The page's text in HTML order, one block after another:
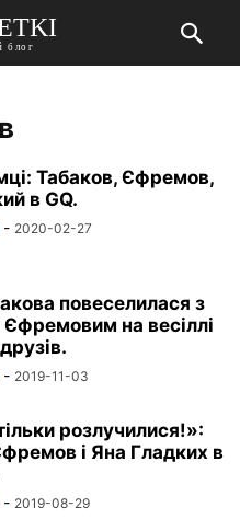
блог
Табаков, Єфремов,
в GQ.
- 2020-02-27
повеселилася з
на весіллі
- 2019-11-03
розлучилися!»:
і Яна Гладких в
- 2019-08-29